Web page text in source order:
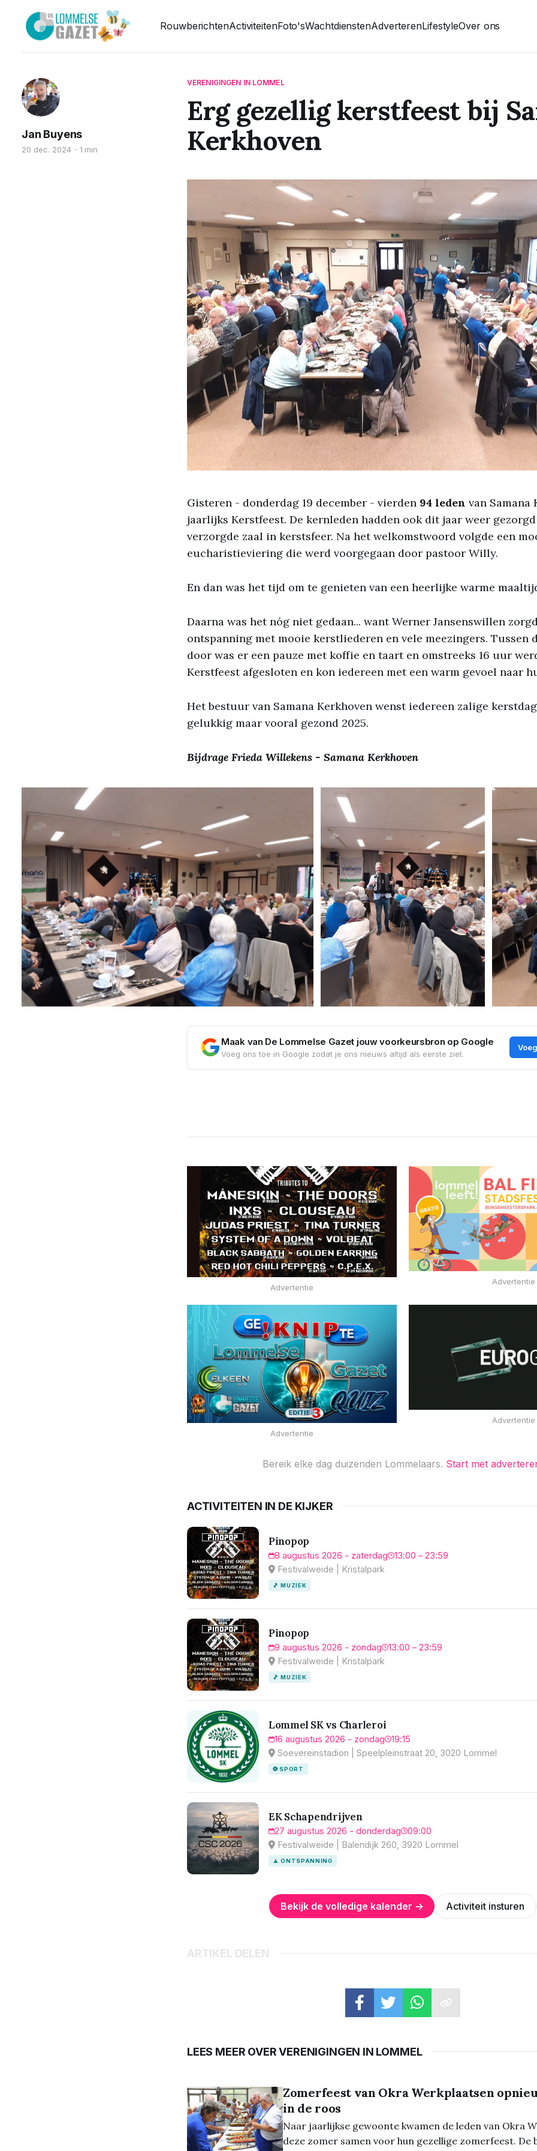
RouwberichtenActiviteitenFoto'sWachtdienstenAdverterenLifestyleOver ons
VERENIGINGEN IN LOMMEL
Erg gezellig kerstfeest bij
Kerkhoven
Jan Buyens
20 dec. 2024 1 min
Gisteren - donderdag 19 december - vierden 94 leden van Samana
jaarlijks Kerstfeest. De kernleden hadden ook dit jaar weer
verzorgde zaal in kerstsfeer. Na het welkomstwoord volgde een
eucharistieviering die werd voorgegaan door pastoor Willy.
En dan was het tijd om te genieten van een heerlijke warme
Daarna was het nóg niet gedaan... want Werner Jansenswillen
ontspanning met mooie kerstliederen en vele meezingers. Tussen
door was er een pauze met koffie en taart en omstreeks 16 uur
Kerstfeest afgesloten en kon iedereen met een warm gevoel naar
Het bestuur van Samana Kerkhoven wenst iedereen zalige
gelukkig maar vooral gezond 2025.
Bijdrage Frieda Willekens - Samana Kerkhoven
Maak van De Lommelse Gazet jouw voorkeursbron op Google
Voeg ons toe in Google zodat je ons nieuws altijd als eerste ziet.
Advertentie
Advertentie
Advertentie
Advertentie
Bereik elke dag duizenden Lommelaars. Start met
ACTIVITEITEN IN DE KIJKER
Pinopop
8 augustus 2026 - zaterdag
13:00 – 23:59
Festivalweide | Kristalpark
🎵 MUZIEK
Pinopop
9 augustus 2026 - zondag
13:00 – 23:59
Festivalweide | Kristalpark
🎵 MUZIEK
Lommel SK vs Charleroi
16 augustus 2026 - zondag
19:15
Soevereinstadion | Speelpleinstraat 20, 3020 Lommel
⚽ SPORT
EK Schapendrijven
27 augustus 2026 - donderdag
09:00
Festivalweide | Balendijk 260, 3920 Lommel
🧘 ONTSPANNING
Bekijk de volledige kalender → Activiteit insturen
ARTIKEL DELEN
LEES MEER OVER VERENIGINGEN IN LOMMEL
Zomerfeest van Okra Werkplaatsen
in de roos
Naar jaarlijkse gewoonte kwamen de leden van Okra
deze zomer samen voor hun gezellige zomerfeest. De